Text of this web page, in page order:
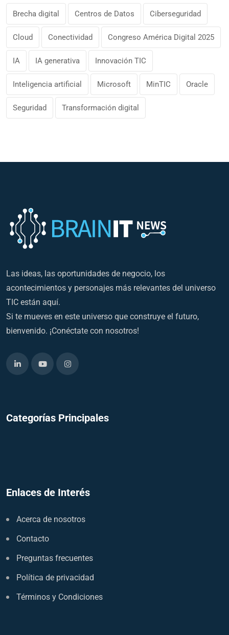
Brecha digital Centros de Datos Ciberseguridad
Cloud Conectividad Congreso América Digital 2025
IA IA generativa Innovación TIC
Inteligencia artificial Microsoft MinTIC Oracle
Seguridad Transformación digital
Las ideas, las oportunidades de negocio, los
acontecimientos y personajes más relevantes del universo
TIC están aquí.
Si te mueves en este universo que construye el futuro,
bienvenido. ¡Conéctate con nosotros!
Categorías Principales
Enlaces de Interés
Acerca de nosotros
Contacto
Preguntas frecuentes
Política de privacidad
Términos y Condiciones